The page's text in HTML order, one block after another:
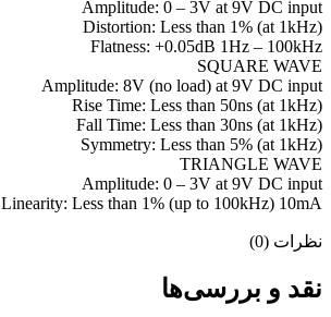
Amplitude: 0 – 3V at 9V DC input
(Distortion: Less than 1% (at 1kHz
Flatness: +0.05dB 1Hz – 100kHz
SQUARE WAVE
Amplitude: 8V (no load) at 9V DC input
(Rise Time: Less than 50ns (at 1kHz
(Fall Time: Less than 30ns (at 1kHz
(Symmetry: Less than 5% (at 1kHz
TRIANGLE WAVE
Amplitude: 0 – 3V at 9V DC input
Linearity: Less than 1% (up to 100kHz) 10mA
نظرات (0)
نقد و بررسی‌ها